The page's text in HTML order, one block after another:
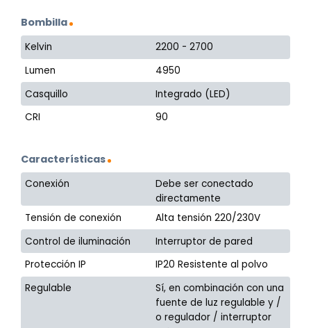
Bombilla
Kelvin
2200 - 2700
Lumen
4950
Casquillo
Integrado (LED)
CRI
90
Características
Conexión
Debe ser conectado
directamente
Tensión de conexión
Alta tensión 220/230V
Control de iluminación
Interruptor de pared
Protección IP
IP20 Resistente al polvo
Regulable
Sí, en combinación con una
fuente de luz regulable y /
o regulador / interruptor